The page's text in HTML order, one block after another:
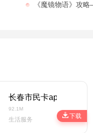
《魔镜物语》攻
长春市民卡app
92.1M
生活服务 下载